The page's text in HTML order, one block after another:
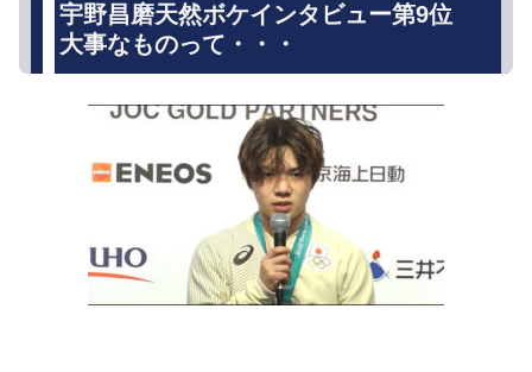
宇野昌磨天然ボケインタビュー第9位
大事なものって・・・